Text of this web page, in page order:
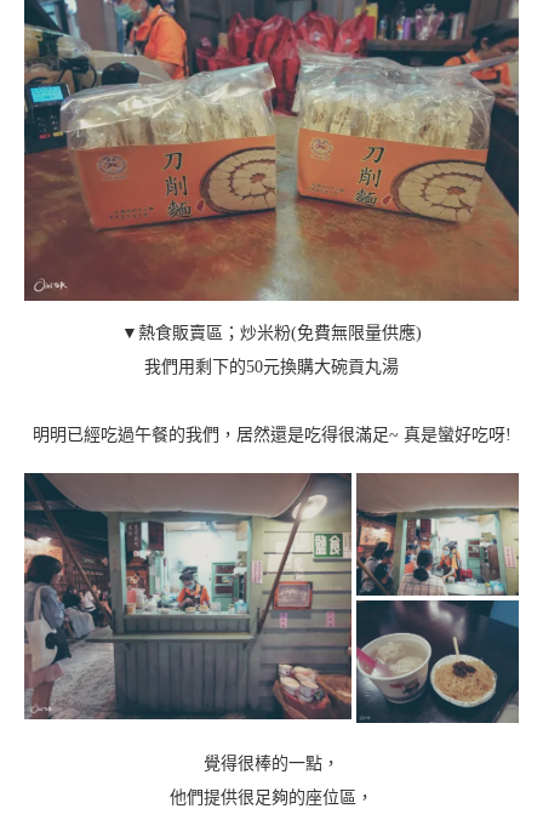
▼熱食販賣區；炒米粉(免費無限量供應)
我們用剩下的50元換購大碗貢丸湯
明明已經吃過午餐的我們，居然還是吃得很滿足~ 真是蠻好吃呀!
覺得很棒的一點，
他們提供很足夠的座位區，